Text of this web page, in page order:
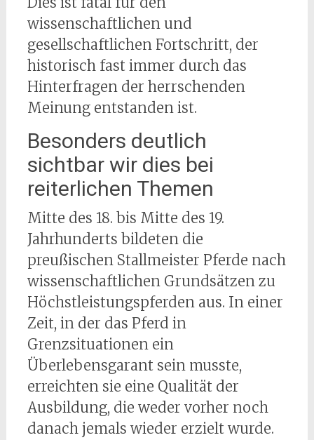
wissenschaftlichen und
gesellschaftlichen Fortschritt, der
historisch fast immer durch das
Hinterfragen der herrschenden
Meinung entstanden ist.
Besonders deutlich
sichtbar wir dies bei
reiterlichen Themen
Mitte des 18. bis Mitte des 19.
Jahrhunderts bildeten die
preußischen Stallmeister Pferde nach
wissenschaftlichen Grundsätzen zu
Höchstleistungspferden aus. In einer
Zeit, in der das Pferd in
Grenzsituationen ein
Überlebensgarant sein musste,
erreichten sie eine Qualität der
Ausbildung, die weder vorher noch
danach jemals wieder erzielt wurde.